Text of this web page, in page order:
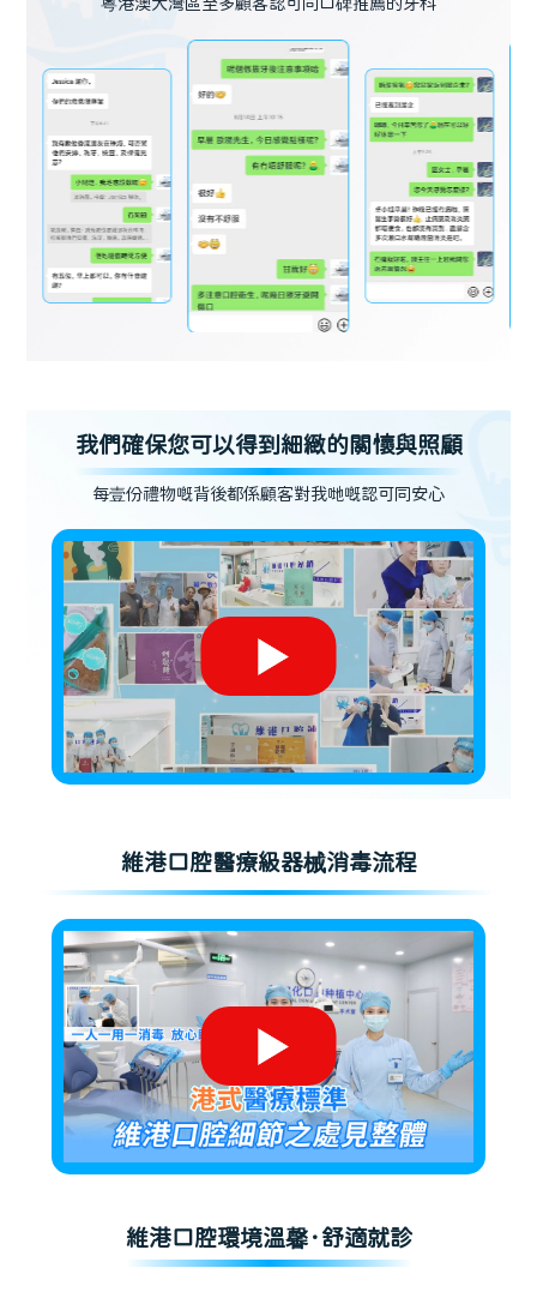
粵港澳大灣區至多顧客認可同口碑推薦的牙科
我們確保您可以得到細緻的關懷與照顧
每壹份禮物嘅背後都係顧客對我哋嘅認可同安心
維港口腔醫療級器械消毒流程
維港口腔環境溫馨·舒適就診